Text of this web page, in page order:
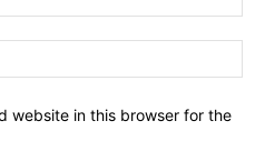
website in this browser for the